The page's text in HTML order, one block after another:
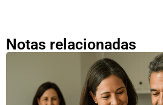
Notas relacionadas